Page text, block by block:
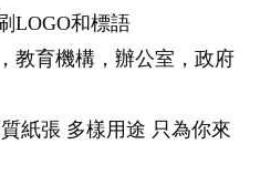
LOGO和標語
教育機構，辦公室，政府
紙張 多樣用途 只為你來